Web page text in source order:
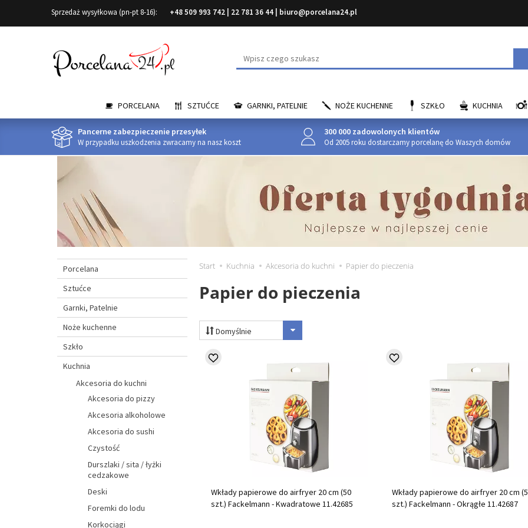
Sprzedaż wysyłkowa (pn-pt 8-16): +48 509 993 742 22 781 36 44 biuro@porcelana24.pl
Wyszukaj
PORCELANA SZTUĆCE GARNKI, PATELNIE NOŻE KUCHENNE SZKŁO KUCHNIA
Pancerne zabezpieczenie przesyłek
W przypadku uszkodzenia zwracamy na nasz koszt
300 000 zadowolonych klientów
Od 2005 roku dostarczamy porcelanę do Waszych domów
Start Kuchnia Akcesoria do kuchni Papier do pieczenia
Papier do pieczenia
Domyślnie
Wkłady papierowe do airfryer 20 cm (50
szt.) Fackelmann - Kwadratowe 11.42685
Wkłady papierowe do airfryer 20 cm
szt.) Fackelmann - Okrągłe 11.42687
Porcelana
Sztućce
Garnki, Patelnie
Noże kuchenne
Szkło
Kuchnia
Akcesoria do kuchni
Akcesoria do pizzy
Akcesoria alkoholowe
Akcesoria do sushi
Czystość
Durszlaki / sita / łyżki
cedzakowe
Deski
Foremki do lodu
Korkociągi